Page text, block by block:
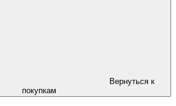
Вернуться к
покупкам